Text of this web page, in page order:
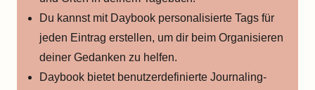
Du kannst mit Daybook personalisierte Tags für
jeden Eintrag erstellen, um dir beim Organisieren
deiner Gedanken zu helfen.
Daybook bietet benutzerdefinierte Journaling-